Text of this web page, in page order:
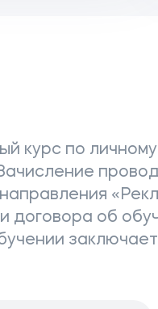
курс по
договора об